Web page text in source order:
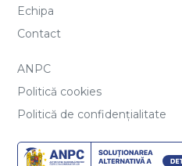
Echipa
Contact
ANPC
Politică cookies
Politică de confidențialitate